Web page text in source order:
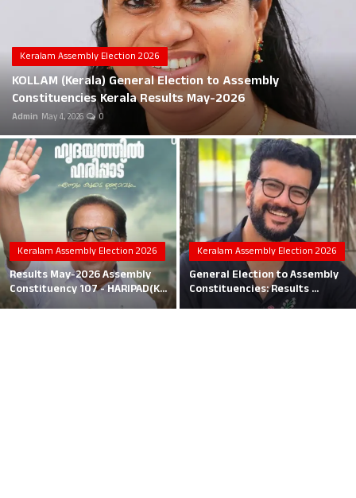
Career
Education
Business
Local News
Earn Money
Tutorials
Malayalam
Keralam Assembly Election 2026
KOLLAM (Kerala) General Election to Assembly
Constituencies Kerala Results May-2026
Admin May 4, 2026 0
Keralam Assembly Election 2026
Results May-2026 Assembly
Constituency 107 - HARIPAD(K...
Keralam Assembly Election 2026
General Election to Assembly
Constituencies: Results ...